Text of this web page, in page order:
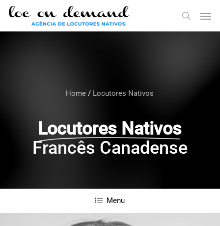
Skip
main
search
Home / Locutores Nativos
Locutores Nativos
Francês Canadense
Menu